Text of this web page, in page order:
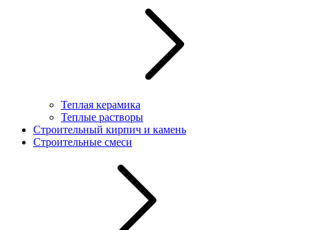
Теплая керамика
Теплые растворы
Строительный кирпич и камень
Строительные смеси